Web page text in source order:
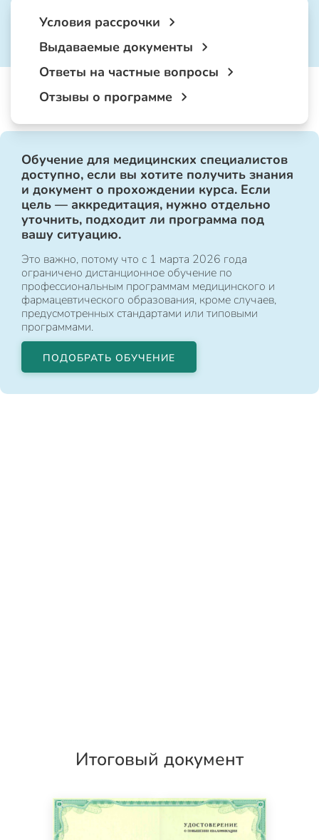
Условия рассрочки
Выдаваемые документы
Ответы на частные вопросы
Отзывы о программе
Обучение для медицинских специалистов
доступно, если вы хотите получить знания
и документ о прохождении курса. Если
цель — аккредитация, нужно отдельно
уточнить, подходит ли программа под
вашу ситуацию.
Это важно, потому что с 1 марта 2026 года
ограничено дистанционное обучение по
профессиональным программам медицинского и
фармацевтического образования, кроме случаев,
предусмотренных стандартами или типовыми
программами.
ПОДОБРАТЬ ОБУЧЕНИЕ
Итоговый документ